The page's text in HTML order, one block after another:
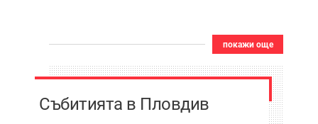
покажи още
Събитията в Пловдив